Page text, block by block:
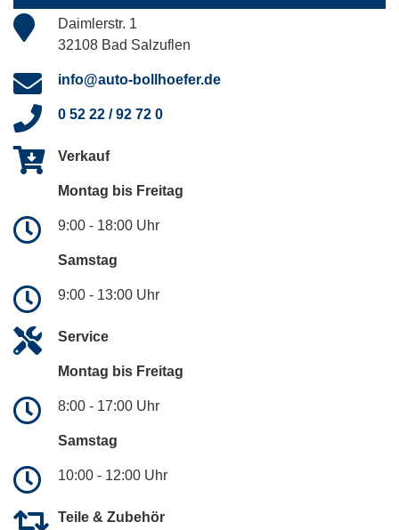
Daimlerstr. 1
32108 Bad Salzuflen
info@auto-bollhoefer.de
0 52 22 / 92 72 0
Verkauf
Montag bis Freitag
9:00 - 18:00 Uhr
Samstag
9:00 - 13:00 Uhr
Service
Montag bis Freitag
8:00 - 17:00 Uhr
Samstag
10:00 - 12:00 Uhr
Teile & Zubehör